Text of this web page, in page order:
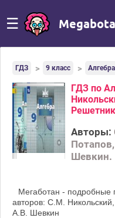
☰
ГДЗ 9 класс Алгебра
ГДЗ по
Авторы:
Шевкин.
Мегаботан - подробные
авторов: С.М.
А.В. Шевкин